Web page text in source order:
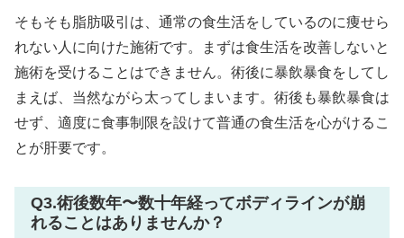
そもそも脂肪吸引は、通常の食生活をしているのに痩せら
れない人に向けた施術です。まずは食生活を改善しないと
施術を受けることはできません。術後に暴飲暴食をしてし
まえば、当然ながら太ってしまいます。術後も暴飲暴食は
せず、適度に食事制限を設けて普通の食生活を心がけるこ
とが肝要です。
Q3.術後数年〜数十年経ってボディラインが崩
れることはありませんか？